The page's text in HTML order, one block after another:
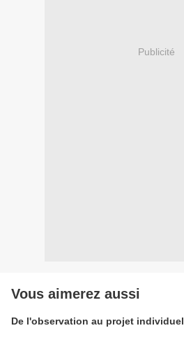
Publicité
Vous aimerez aussi
De l'observation au projet individuel